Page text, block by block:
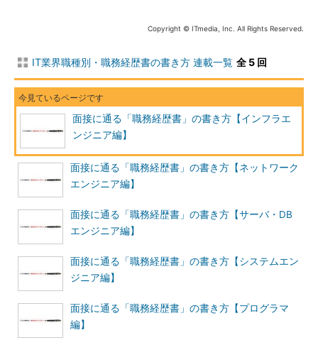
一言で「運用」といっても、その中身は千差万別です。まずは
ことを全部洗い出しましょう。
2．運用・保守業務の中で工夫した点・改善した点を整理できて
いる
1．の内容に関連しますが、企業が評価するのは、職務経歴書
に記載されている「経験の羅列」ではなく、「その経験の中で、
どんなことを考えて仕事をしてきたか」です。
例えば、「数多くのトラブルシューティングに対応してきた中
で、そもそもどんな構成だとトラブルが起きやすいのかを考える
ため、システム構成図や設計書を読み解き、改善のフィードバッ
クをしてきた」という人は、設計や構築業務にその経験を応用さ
せることができる人でしょう。「ログを収集するために、shellス
クリプトを独習してプログラムを作り、処理を自動化させた」と
いう人は、状況に応じてスクリプト言語も使える人と見なされま
す。
Copyright © ITmedia, Inc. All Rights Reserved.
IT業界職種別・職務経歴書の書き方 連載一覧 全 5 回
面接に通る「職務経歴書」の書き方【インフラエ
ンジニア編】
面接に通る「職務経歴書」の書き方【ネットワーク
エンジニア編】
面接に通る「職務経歴書」の書き方【サーバ・DB
エンジニア編】
面接に通る「職務経歴書」の書き方【システムエン
ジニア編】
面接に通る「職務経歴書」の書き方【プログラマ
編】